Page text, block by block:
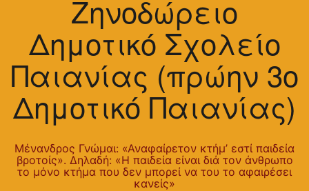
Ζηνοδώρειο
Δημοτικό Σχολείο
Παιανίας (πρώην 3ο
Δημοτικό Παιανίας)
Μένανδρος Γνώμαι: «Αναφαίρετον κτήμ’ εστί παιδεία
βροτοίς». Δηλαδή: «Η παιδεία είναι διά τον άνθρωπο
το μόνο κτήμα που δεν μπορεί να του το αφαιρέσει
κανείς»